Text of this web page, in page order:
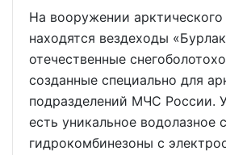
На вооружении арктического
находятся вездеходы
отечественные
созданные специально для
подразделений МЧС России.
есть уникальное водолазное
гидрокомбинезоны с